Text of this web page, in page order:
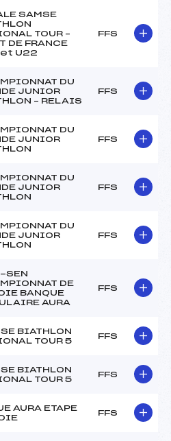
SAMSE
TOUR –
DE FRANCE
et U22
FFS
DU
JUNIOR
– RELAIS
FFS
DU
JUNIOR
FFS
DU
JUNIOR
FFS
DU
JUNIOR
FFS
SEN
DE
BANQUE
AURA
FFS
BIATHLON
TOUR 5
FFS
BIATHLON
TOUR 5
FFS
AURA ETAPE
FFS